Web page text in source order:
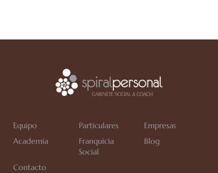
Equipo Particulares
Empresas
Academia
Franquicia
Social
Blog
Contacto